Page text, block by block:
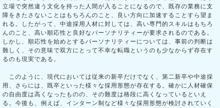
立場で突然違う文化を持った人間が入ることになるので、既存の業務に支
障をきたさないことはもちろんのこと、良い方向に加速することすら望ま
れる。したがって、中途採用人材に対しては、高い専門的スキルはもちろ
んのこと、高い順応性と良好なパーソナリティーが要求されるのである。
しかし、順応性を始めとするパーソナリティーについては、事前の判断は
難しく、その意味で双方にとって不幸な転職というのも少なからず存在す
るのも現実である。
このように、現代においては従来の新卒だけでなく、第二新卒や中途採
用、さらには、既卒といった様々な採用形態が存在する。確かに人材確保
の自由度は高くなったものの、その難度は格段に高くなっているといえ
る。今後も、例えば、インターン制など様々な採用形態が検討されていく